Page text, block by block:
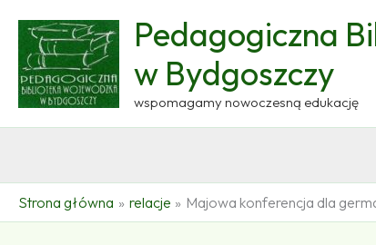
treści
Pedagogiczna
w Bydgoszczy
wspomagamy nowoczesną edukację
Strona główna relacje Majowa konferencja dla